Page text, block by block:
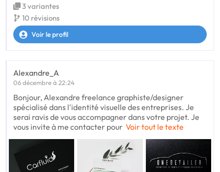
3 variantes
10 révisions
Voir le profil
Alexandre_A
06 décembre à 22:24
Bonjour, Alexandre freelance graphiste/designer
spécialisé dans l'identité visuelle des entreprises. Je
serai ravis de vous accompagner dans votre projet. Je
vous invite à me contacter pour Voir tout le texte